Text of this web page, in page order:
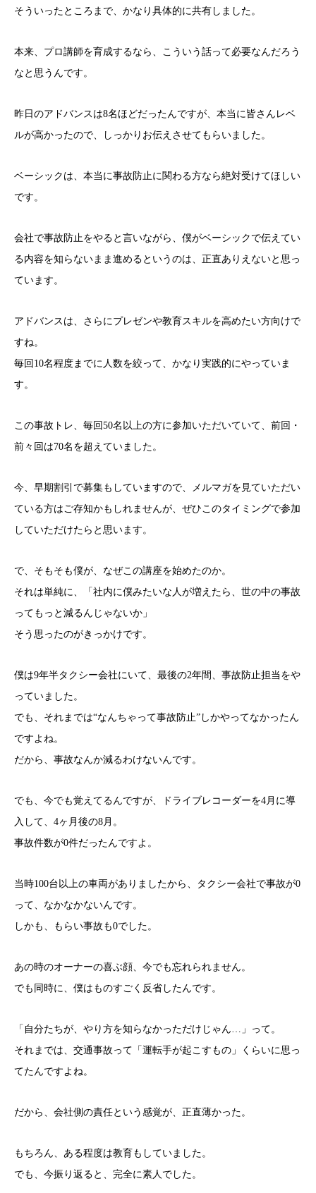
そういったところまで、かなり具体的に共有しました。
本来、プロ講師を育成するなら、こういう話って必要なんだろう
なと思うんです。
昨日のアドバンスは8名ほどだったんですが、本当に皆さんレベ
ルが高かったので、しっかりお伝えさせてもらいました。
ベーシックは、本当に事故防止に関わる方なら絶対受けてほしい
です。
会社で事故防止をやると言いながら、僕がベーシックで伝えてい
る内容を知らないまま進めるというのは、正直ありえないと思っ
ています。
アドバンスは、さらにプレゼンや教育スキルを高めたい方向けで
すね。
毎回10名程度までに人数を絞って、かなり実践的にやっていま
す。
この事故トレ、毎回50名以上の方に参加いただいていて、前回・
前々回は70名を超えていました。
今、早期割引で募集もしていますので、メルマガを見ていただい
ている方はご存知かもしれませんが、ぜひこのタイミングで参加
していただけたらと思います。
で、そもそも僕が、なぜこの講座を始めたのか。
それは単純に、「社内に僕みたいな人が増えたら、世の中の事故
ってもっと減るんじゃないか」
そう思ったのがきっかけです。
僕は9年半タクシー会社にいて、最後の2年間、事故防止担当をや
っていました。
でも、それまでは“なんちゃって事故防止”しかやってなかったん
ですよね。
だから、事故なんか減るわけないんです。
でも、今でも覚えてるんですが、ドライブレコーダーを4月に導
入して、4ヶ月後の8月。
事故件数が0件だったんですよ。
当時100台以上の車両がありましたから、タクシー会社で事故が0
って、なかなかないんです。
しかも、もらい事故も0でした。
あの時のオーナーの喜ぶ顔、今でも忘れられません。
でも同時に、僕はものすごく反省したんです。
「自分たちが、やり方を知らなかっただけじゃん…」って。
それまでは、交通事故って「運転手が起こすもの」くらいに思っ
てたんですよね。
だから、会社側の責任という感覚が、正直薄かった。
もちろん、ある程度は教育もしていました。
でも、今振り返ると、完全に素人でした。